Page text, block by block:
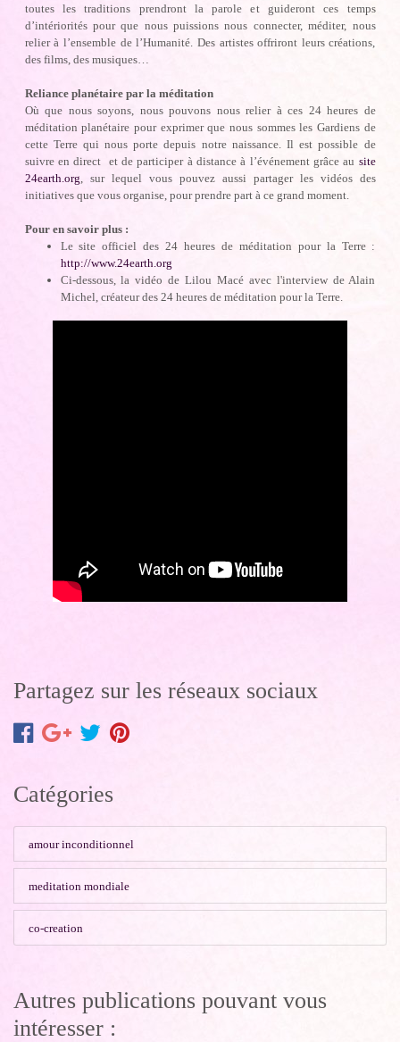
toutes les traditions prendront la parole et guideront ces temps
d’intériorités pour que nous puissions nous connecter, méditer, nous
relier à l’ensemble de l’Humanité. Des artistes offriront leurs créations,
des films, des musiques…
Reliance planétaire par la méditation
Où que nous soyons, nous pouvons nous relier à ces 24 heures de
méditation planétaire pour exprimer que nous sommes les Gardiens de
cette Terre qui nous porte depuis notre naissance. Il est possible de
suivre en direct et de participer à distance à l’événement grâce au site
24earth.org , sur lequel vous pouvez aussi partager les vidéos des
initiatives que vous organise, pour prendre part à ce grand moment.
Pour en savoir plus :
Le site officiel des 24 heures de méditation pour la Terre :
http://www.24earth.org
Ci-dessous, la vidéo de Lilou Macé avec l'interview de Alain
Michel, créateur des 24 heures de méditation pour la Terre.
Partagez sur les réseaux sociaux
Catégories
amour inconditionnel
meditation mondiale
co-creation
Autres publications pouvant vous
intéresser :